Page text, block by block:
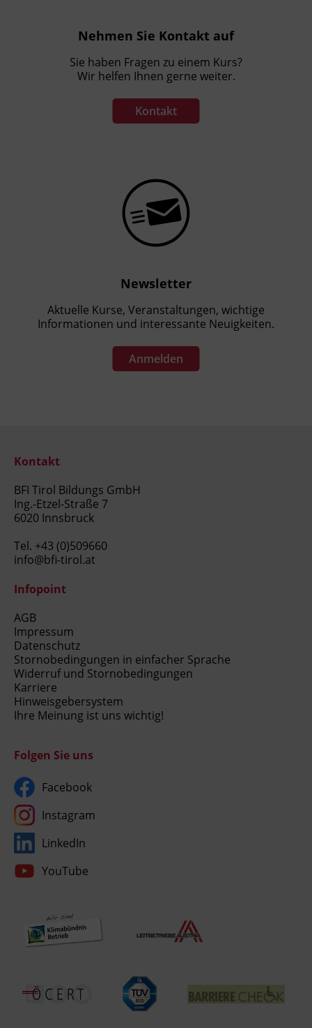
Nehmen Sie Kontakt auf
Sie haben Fragen zu einem Kurs?
Wir helfen Ihnen gerne weiter.
Kontakt
Newsletter
Aktuelle Kurse, Veranstaltungen, wichtige
Informationen und interessante Neuigkeiten.
Anmelden
Kontakt
BFI Tirol Bildungs GmbH
Ing.-Etzel-Straße 7
6020 Innsbruck
Tel. +43 (0)509660
info@bfi-tirol.at
Infopoint
AGB
Impressum
Datenschutz
Stornobedingungen in einfacher Sprache
Widerruf und Stornobedingungen
Karriere
Hinweisgebersystem
Ihre Meinung ist uns wichtig!
Folgen Sie uns
Facebook
Instagram
LinkedIn
YouTube